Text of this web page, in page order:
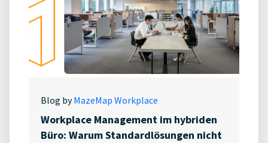
Blog byMazeMap Workplace
Workplace Management im hybriden
Büro: Warum Standardlösungen nicht